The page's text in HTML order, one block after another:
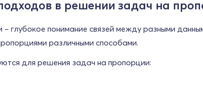
в решении задач на
глубокое понимание связей между разными
различными способами.
для решения задач на пропорции: